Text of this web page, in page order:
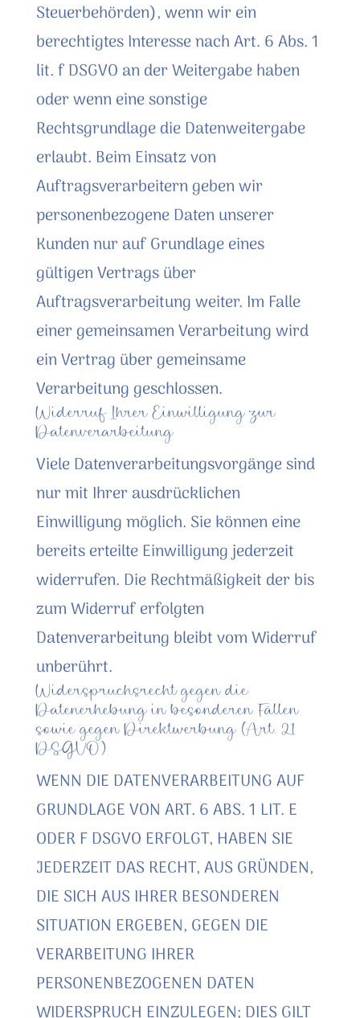
Steuerbehörden), wenn wir ein
berechtigtes Interesse nach Art. 6 Abs. 1
lit. f DSGVO an der Weitergabe haben
oder wenn eine sonstige
Rechtsgrundlage die Datenweitergabe
erlaubt. Beim Einsatz von
Auftragsverarbeitern geben wir
personenbezogene Daten unserer
Kunden nur auf Grundlage eines
gültigen Vertrags über
Auftragsverarbeitung weiter. Im Falle
einer gemeinsamen Verarbeitung wird
ein Vertrag über gemeinsame
Verarbeitung geschlossen.
Widerruf Ihrer Einwilligung zur
Datenverarbeitung
Viele Datenverarbeitungsvorgänge sind
nur mit Ihrer ausdrücklichen
Einwilligung möglich. Sie können eine
bereits erteilte Einwilligung jederzeit
widerrufen. Die Rechtmäßigkeit der bis
zum Widerruf erfolgten
Datenverarbeitung bleibt vom Widerruf
unberührt.
Widerspruchsrecht gegen die
Datenerhebung in besonderen Fällen
sowie gegen Direktwerbung (Art. 21
DSGVO)
WENN DIE DATENVERARBEITUNG AUF
GRUNDLAGE VON ART. 6 ABS. 1 LIT. E
ODER F DSGVO ERFOLGT, HABEN SIE
JEDERZEIT DAS RECHT, AUS GRÜNDEN,
DIE SICH AUS IHRER BESONDEREN
SITUATION ERGEBEN, GEGEN DIE
VERARBEITUNG IHRER
PERSONENBEZOGENEN DATEN